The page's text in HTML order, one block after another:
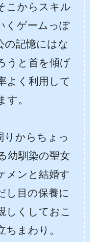
こからスキル
くゲームっぽ
の記憶にはな
うと首を傾げ
よく利用して
す。
りからちょっ
幼馴染の聖女
メンと結婚す
し目の保養に
しくしておこ
ちまわり。